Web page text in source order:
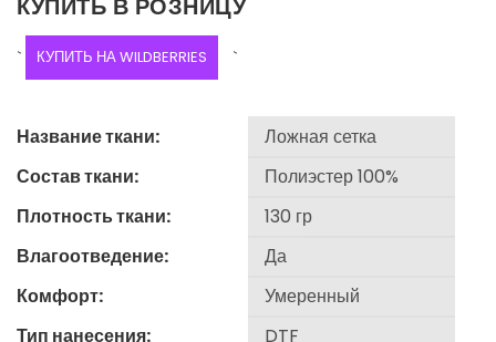
КУПИТЬ В РОЗНИЦУ
` КУПИТЬ НА WILDBERRIES `
Название ткани:
Состав ткани:
Плотность ткани:
Влагоотведение:
Комфорт:
Тип нанесения: